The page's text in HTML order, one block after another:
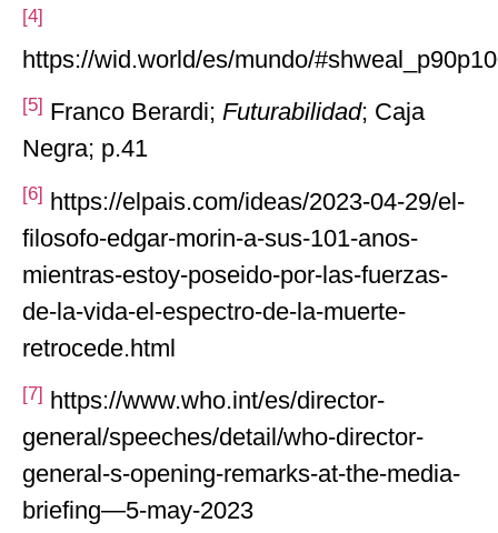
[4]
https://wid.world/es/mundo/
[5] Franco Berardi; Futurabilidad; Caja
Negra; p.41
[6] https://elpais.com/ideas/2023-04-29/el-
filosofo-edgar-morin-a-sus-101-anos-
mientras-estoy-poseido-por-las-fuerzas-
de-la-vida-el-espectro-de-la-muerte-
retrocede.html
[7] https://www.who.int/es/director-
general/speeches/detail/who-director-
general-s-opening-remarks-at-the-media-
briefing—5-may-2023